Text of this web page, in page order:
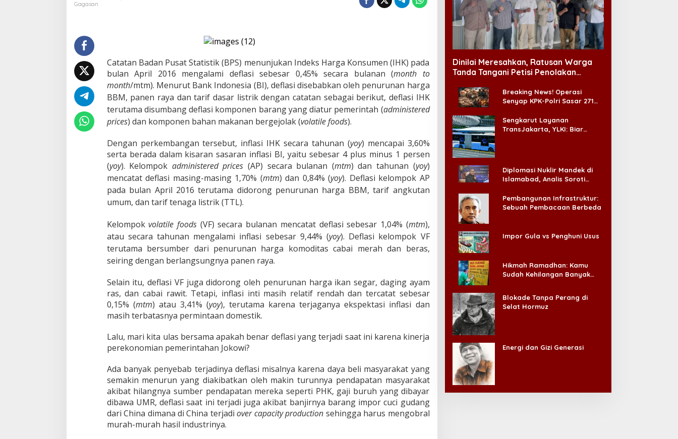
f
l
a
s
i
d
a
a
t
u
h
y
a
a
y
a
B
e
l
M
a
s
a
a
k
t
Gagasan
Catatan Badan Pusat Statistik (BPS) menunjukan Indeks Harga Konsumen (IHK) pada
bulan April 2016 mengalami deflasi sebesar 0,45% secara bulanan (month to
month/mtm). Menurut Bank Indonesia (BI), deflasi disebabkan oleh penurunan harga
BBM, panen raya dan tarif dasar listrik dengan catatan sebagai berikut, deflasi IHK
terutama disumbang deflasi komponen barang yang diatur pemerintah (administered
prices) dan komponen bahan makanan bergejolak (volatile foods).
Dengan perkembangan tersebut, inflasi IHK secara tahunan (yoy) mencapai 3,60%
serta berada dalam kisaran sasaran inflasi BI, yaitu sebesar 4 plus minus 1 persen
(yoy). Kelompok administered prices (AP) secara bulanan (mtm) dan tahunan (yoy)
mencatat deflasi masing-masing 1,70% (mtm) dan 0,84% (yoy). Deflasi kelompok AP
pada bulan April 2016 terutama didorong penurunan harga BBM, tarif angkutan
umum, dan tarif tenaga listrik (TTL).
Kelompokvolatile foods (VF) secara bulanan mencatat deflasi sebesar 1,04% (mtm),
atau secara tahunan mengalami inflasi sebesar 9,44% (yoy). Deflasi kelompok VF
terutama bersumber dari penurunan harga komoditas cabai merah dan beras,
seiring dengan berlangsungnya panen raya.
Selain itu, deflasi VF juga didorong oleh penurunan harga ikan segar, daging ayam
ras, dan cabai rawit. Tetapi, inflasi inti masih relatif rendah dan tercatat sebesar
0,15% (mtm) atau 3,41% (yoy), terutama karena terjaganya ekspektasi inflasi dan
masih terbatasnya permintaan domestik.
Lalu, mari kita ulas bersama apakah benar deflasi yang terjadi saat ini karena kinerja
perekonomian pemerintahan Jokowi?
Ada banyak penyebab terjadinya deflasi misalnya karena daya beli masyarakat yang
semakin menurun yang diakibatkan oleh makin turunnya pendapatan masyarakat
akibat hilangnya sumber pendapatan mereka seperti PHK, gaji buruh yang dibayar
dibawa UMR, deflasi saat ini terjadi juga akibat banjirnya barang impor cuci gudang
dari China dimana di China terjadiover capacity production sehingga harus mengobral
murah-murah hasil industrinya.
Dinilai Meresahkan, Ratusan Warga
Tanda Tangani Petisi Penolakan
Breaking News! Operasi
Senyap KPK-Polri Sasar 271
Ada ‘Badai Pemeriksaan’
Sengkarut Layanan
TransJakarta, YLKI: Biar
Diplomasi Nuklir Mandek di
Islamabad, Analis Soroti
Pembangunan Infrastruktur:
Sebuah Pembacaan Berbeda
Impor Gula vs Penghuni Usus
Hikmah Ramadhan: Kamu
Sudah Kehilangan Banyak
Blokade Tanpa Perang di
Selat Hormuz
Energi dan Gizi Generasi